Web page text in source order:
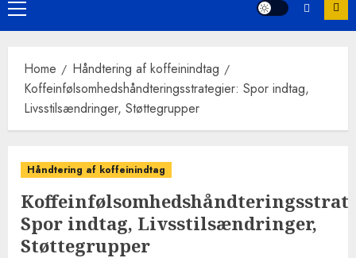
Primary
Menu
Home
Håndtering af koffeinindtag
Koffeinfølsomhedshåndteringsstrategier: Spor indtag,
Livsstilsændringer, Støttegrupper
Håndtering af koffeinindtag
Spor indtag, Livsstilsændringer,
Støttegrupper